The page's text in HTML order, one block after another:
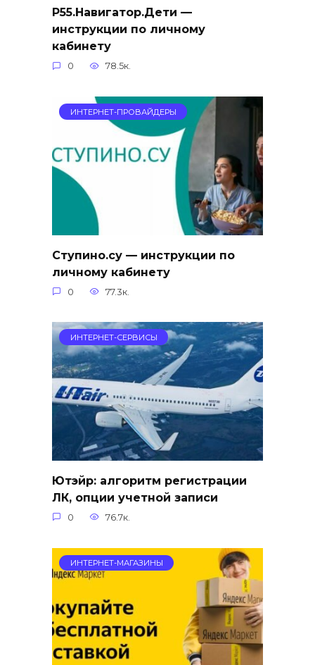
Р55.Навигатор.Дети —
инструкции по личному
кабинету
0 78.5к.
ИНТЕРНЕТ-ПРОВАЙДЕРЫ
Ступино.су — инструкции по
личному кабинету
0 77.3к.
ИНТЕРНЕТ-СЕРВИСЫ
Ютэйр: алгоритм регистрации
ЛК, опции учетной записи
0 76.7к.
ИНТЕРНЕТ-МАГАЗИНЫ